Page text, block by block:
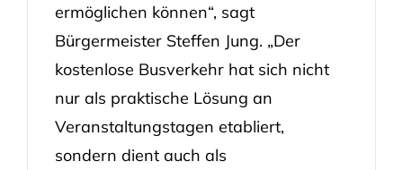
ermöglichen können“, sagt
Bürgermeister Steffen Jung. „Der
kostenlose Busverkehr hat sich nicht
nur als praktische Lösung an
Veranstaltungstagen etabliert,
sondern dient auch als